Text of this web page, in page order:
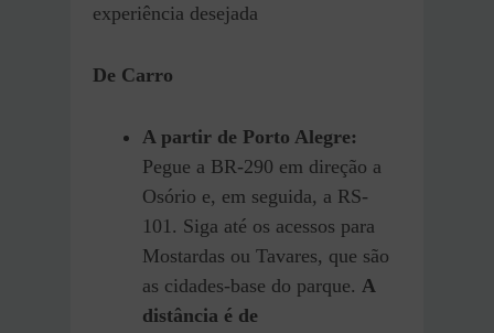
experiência desejada
De Carro
A partir de Porto Alegre:
Pegue a BR-290 em direção a
Osório e, em seguida, a RS-
101. Siga até os acessos para
Mostardas ou Tavares, que são
as cidades-base do parque. A
distância é de